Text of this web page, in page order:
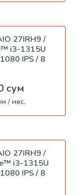
27IRH9 /
i3-1315U
IPS / 8
сум
/ мес.
27IRH9 /
i3-1315U
IPS / 8